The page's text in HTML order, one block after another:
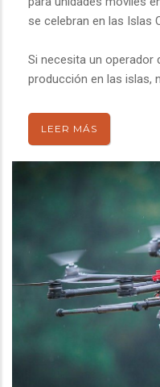
se celebran en las Islas
Si necesita un operador
producción en las islas,
LEER MÁS